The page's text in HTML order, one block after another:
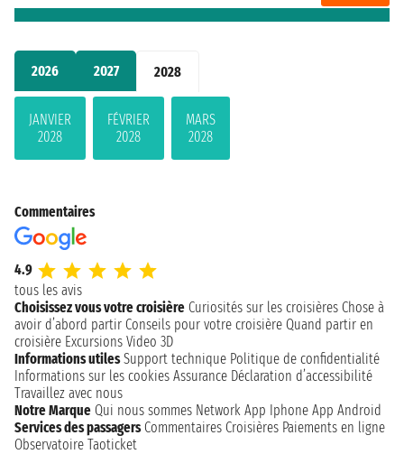
2026 2027 2028
JANVIER
2028
FÉVRIER
2028
MARS
2028
Commentaires
4.9
tous les avis
Choisissez vous votre croisière Curiosités sur les croisières Chose à
avoir d’abord partir Conseils pour votre croisière Quand partir en
croisière Excursions Video 3D
Informations utiles Support technique Politique de confidentialité
Informations sur les cookies Assurance Déclaration d’accessibilité
Travaillez avec nous
Notre Marque Qui nous sommes Network App Iphone App Android
Services des passagers Commentaires Croisières Paiements en ligne
Observatoire Taoticket